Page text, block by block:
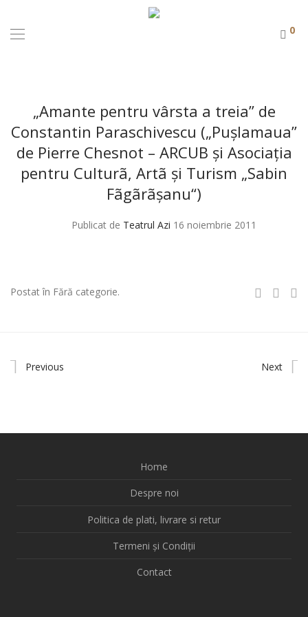
0
„Amante pentru vârsta a treia” de
Constantin Paraschivescu („Puşlamaua”
de Pierre Chesnot – ARCUB şi Asociaţia
pentru Culturã, Artã şi Turism „Sabin
Fãgãrãşanu“)
Publicat de Teatrul Azi 16 noiembrie 2011
Postat în Fără categorie.
Previous Next
Home
Despre noi
Politica de plati, livrare si retur
Termeni și Condiții
Contact